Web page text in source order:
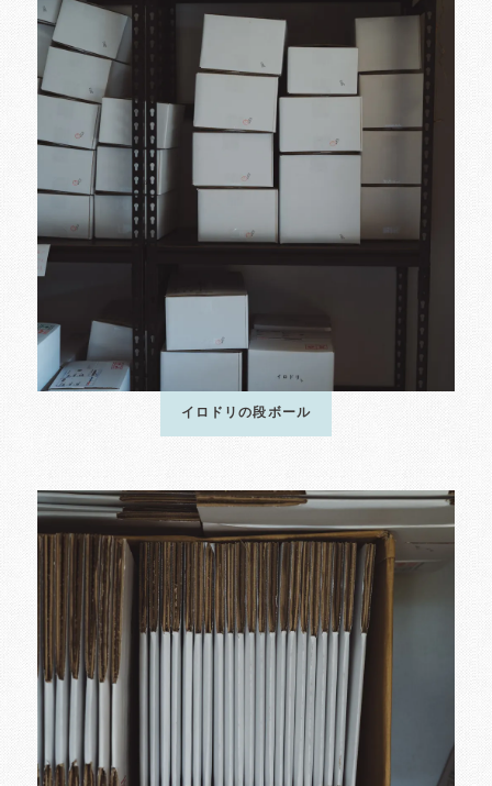
イロドリの段ボール